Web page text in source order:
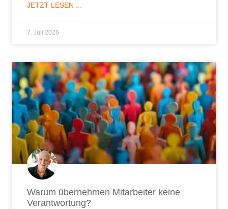
JETZT LESEN ...
7. Juli 2026
Warum übernehmen Mitarbeiter keine
Verantwortung?